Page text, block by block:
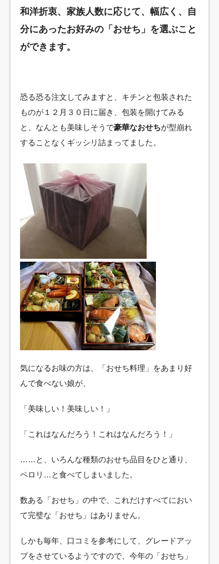
和洋折衷、家族人数に応じて、幅広く、自
分にあったお好みの「おせち」を選ぶこと
ができます。
恐る恐る注文してみますと、キチンと包装された
ものが１２月３０日に届き、包装を開けてみる
と、なんとも美味しそうで豪華なおせちが型崩れ
することなくギッシリ詰まってました。
気になるお味の方は、「おせち料理」をあまり好
んで食べない娘が、
「美味しい！美味しい！」
「これはなんだろう！これはなんだろう！」
……と、いろんな種類のおせち品目をひと通り、
ペロリ…と食べてしまいました。
数ある「おせち」の中で、これだけすべてにおい
て完璧な「おせち」はありません。
しかも毎年、口コミを参考にして、グレードアッ
プをさせているようですので、今年の「おせち」